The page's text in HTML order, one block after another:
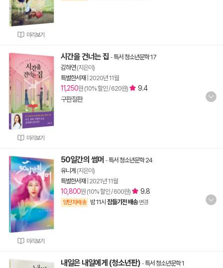
미리보기
미리보기
시간을 건너는 집 -특서 청소년문학 17
김하연(지은이)
특별한서재 2020년 11월
11,250원 (10% 할인 / 620원)
9.4
구판절판
미리보기
50일간의 썸머 -특서 청소년문학 24
유니게 (지은이)
특별한서재 2021년 11월
10,800원 (10% 할인 / 600원) 9.8
양탄자배송 밤 11시 잠들기전 배송 변경
내일은 내일에게 (청소년판) -특서 청소년문학 1